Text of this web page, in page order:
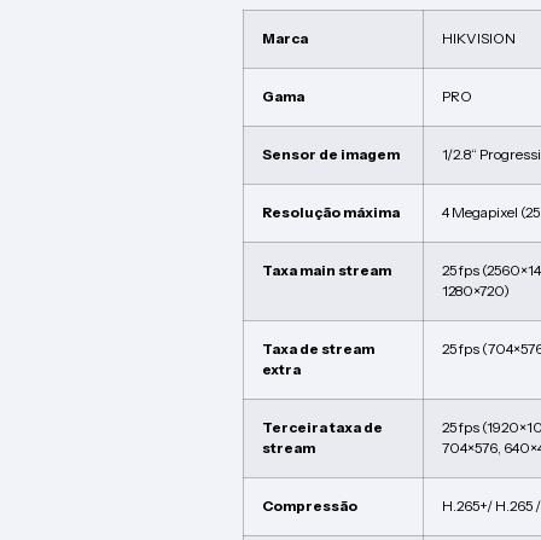
Marca HIKVISION
Gama PRO
Sensor de imagem 1/2.8“
Resolução máxima 4 Megapixel
Taxa main stream
25 fps
1280×720)
Taxa de stream
extra
25 fps
Terceira taxa de
stream
25 fps
704×576,
Compressão H.265+/ H.265